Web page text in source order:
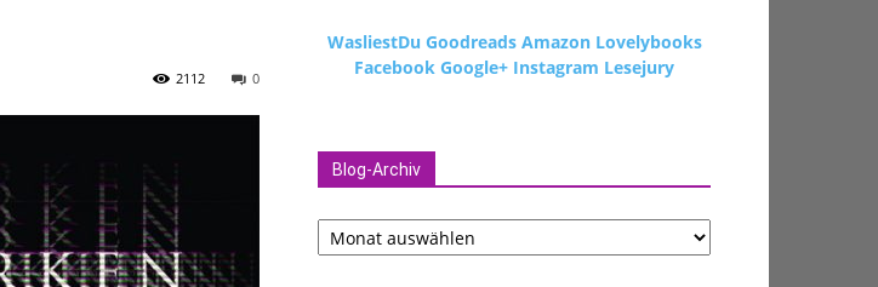
0
2112
WasliestDu Goodreads Amazon Lovelybooks
Facebook Google+ Instagram Lesejury
Blog-Archiv
Blog-
Archiv